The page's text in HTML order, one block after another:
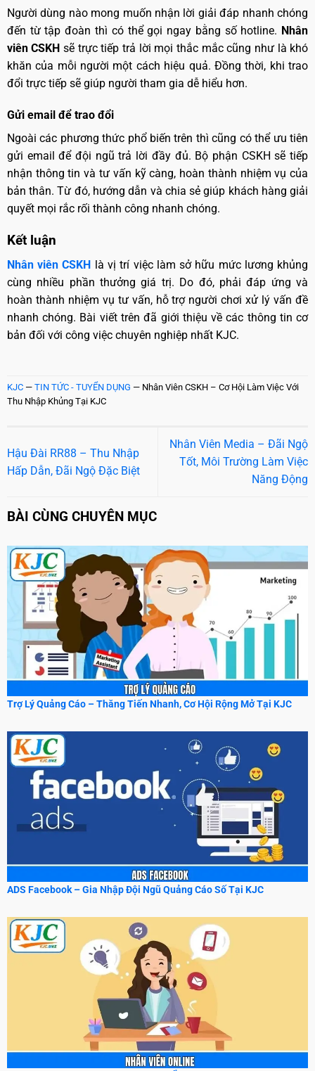
Người dùng nào mong muốn nhận lời giải đáp nhanh chóng
đến từ tập đoàn thì có thể gọi ngay bằng số hotline. Nhân
viên CSKH sẽ trực tiếp trả lời mọi thắc mắc cũng như là khó
khăn của mỗi người một cách hiệu quả. Đồng thời, khi trao
đổi trực tiếp sẽ giúp người tham gia dễ hiểu hơn.
Gửi email để trao đổi
Ngoài các phương thức phổ biến trên thì cũng có thể ưu tiên
gửi email để đội ngũ trả lời đầy đủ. Bộ phận CSKH sẽ tiếp
nhận thông tin và tư vấn kỹ càng, hoàn thành nhiệm vụ của
bản thân. Từ đó, hướng dẫn và chia sẻ giúp khách hàng giải
quyết mọi rắc rối thành công nhanh chóng.
Kết luận
Nhân viên CSKH là vị trí việc làm sở hữu mức lương khủng
cùng nhiều phần thưởng giá trị. Do đó, phải đáp ứng và
hoàn thành nhiệm vụ tư vấn, hỗ trợ người chơi xử lý vấn đề
nhanh chóng. Bài viết trên đã giới thiệu về các thông tin cơ
bản đối với công việc chuyên nghiệp nhất KJC.
KJC— TIN TỨC - TUYỂN DỤNG — Nhân Viên CSKH – Cơ Hội Làm Việc Với
Thu Nhập Khủng Tại KJC
Hậu Đài RR88 – Thu Nhập
Hấp Dẫn, Đãi Ngộ Đặc Biệt
Nhân Viên Media – Đãi Ngộ
Tốt, Môi Trường Làm Việc
Năng Động
BÀI CÙNG CHUYÊN MỤC
Trợ Lý Quảng Cáo – Thăng Tiến Nhanh, Cơ Hội Rộng Mở Tại KJC
ADS Facebook – Gia Nhập Đội Ngũ Quảng Cáo Số Tại KJC